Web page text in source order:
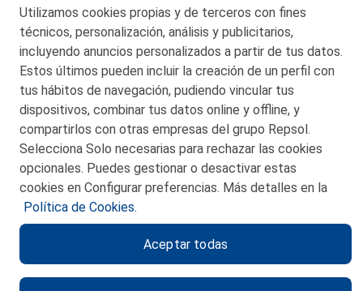
San Martín 5-Edificio Muñatones,
48550 Muskiz (Bizkaia)
Telf. 946 357 000
© 2026 Petronor S.A.
CONTACTO
POLITICA DE PRIVACIDAD
AVISO LEGAL
Utilizamos cookies propias y de terceros con fines
técnicos, personalización, análisis y publicitarios,
incluyendo anuncios personalizados a partir de tus datos.
Estos últimos pueden incluir la creación de un perfil con
tus hábitos de navegación, pudiendo vincular tus
dispositivos, combinar tus datos online y offline, y
compartirlos con otras empresas del grupo Repsol.
Selecciona Solo necesarias para rechazar las cookies
opcionales. Puedes gestionar o desactivar estas
cookies en Configurar preferencias. Más detalles en la
Política de Cookies.
Aceptar todas